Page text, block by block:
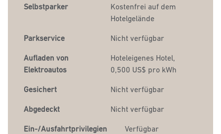
Selbstparker
Kostenfrei auf dem
Hotelgelände
Parkservice Nicht verfügbar
Aufladen von
Elektroautos
Hoteleigenes Hotel,
0,500 US$ pro kWh
Gesichert Nicht verfügbar
Abgedeckt Nicht verfügbar
Ein-/Ausfahrtprivilegien Verfügbar